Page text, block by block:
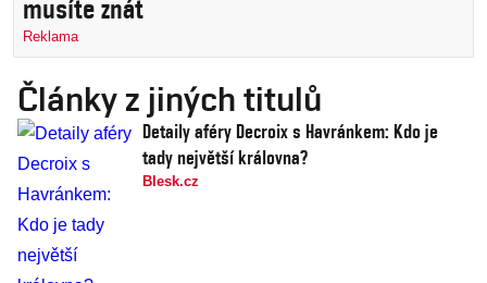
musíte znát
Reklama
Články z jiných titulů
Detaily aféry Decroix s Havránkem: Kdo je
tady největší královna?
Blesk.cz